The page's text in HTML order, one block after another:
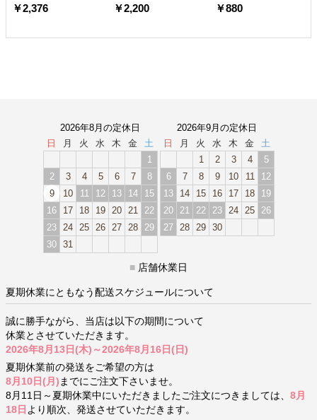
￥2,376 ￥2,200 ￥880
2026年8月の定休日
日
月 火 水 木 金
土
1
2
3 4 5 6 7
8
9
10 11 12 13 14
15
16
17 18 19 20 21
22
23
24 25 26 27 28
29
30 31
2026年9月の定休日
日
月 火 水 木 金
土
1
2 3 4
5
6
7 8 9 10 11
12
13
14 15 16 17 18
19
20
21 22 23 24 25
26
27
28 29 30
■ 店舗休業日
夏期休業にともなう配送スケジュールについて
誠に勝手ながら、当店は以下の期間について
休業とさせていただきます。
2026年8月13日(木)～2026年8月16日(日)
夏期休業前の発送をご希望の方は
8月10日(月) までにご注文下さいませ。
8月11日～夏期休業中にいただきましたご注文につきましては、 8月
18日 より順次、発送させていただきます。